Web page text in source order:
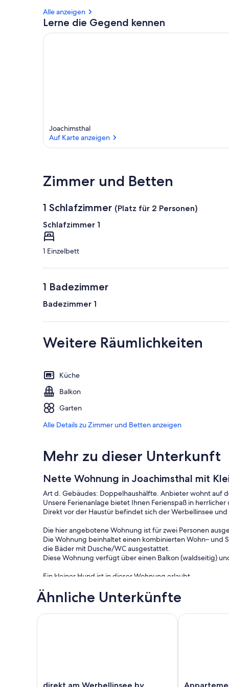
Alle anzeigen
Lerne die Gegend kennen
Joachimsthal
Auf Karte anzeigen
Zimmer und Betten
1 Schlafzimmer (Platz für 2 Personen)
Schlafzimmer 1
1 Einzelbett
1 Badezimmer
Badezimmer 1
Weitere Räumlichkeiten
Küche
Balkon
Garten
Alle Details zu Zimmer und Betten anzeigen
Mehr zu dieser Unterkunft
Nette Wohnung in Joachimsthal mit
Art d. Gebäudes: Doppelhaushälfte. Anbieter wohnt auf
Unsere Ferienanlage bietet Ihnen Ferienspaß in
Direkt vor der Haustür befindet sich der Werbellinsee
Die hier angebotene Wohnung ist für zwei Personen
Die Wohnung beinhaltet einen kombinierten Wohn– und
die Bäder mit Dusche/WC ausgestattet.
Diese Wohnung verfügt über einen Balkon (waldseitig)
Ein kleiner Hund ist in dieser Wohnung erlaubt.
Nutzen Sie die wunderschöne Umgebung für lange
Bootstouren, Grillabende, Spaziergänge oder
Es bieten sich hier alle Möglichkeiten zu verschiedenen
• Luftfahrtmuseum Finowfurt • Schiffshebewerk
Ähnliche Unterkünfte
direkt
direkt am Werbellinsee by Interhome
Appartement
Appartement